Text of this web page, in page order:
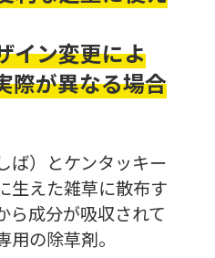
イン変更によ
際が異なる場合
ば）とケンタッキー
生えた雑草に散布す
ら成分が吸収されて
の除草剤。